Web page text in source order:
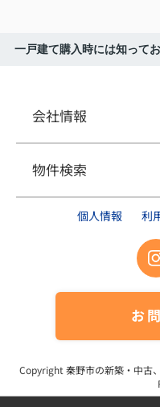
一戸建て購入時には知って
会社情報
物件検索
個人情報 利
お
Copyright 秦野市の新築・中古